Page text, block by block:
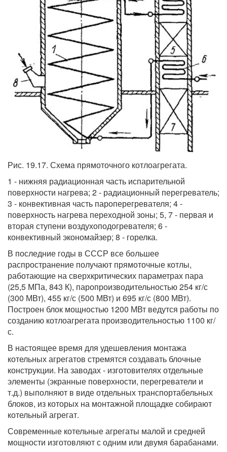
Рис. 19.17. Схема прямоточного котлоагрегата.
1 - нижняя радиационная часть испарительной
поверхности нагрева; 2 - радиационный перегреватель;
3 - конвективная часть пароперегревателя; 4 -
поверхность нагрева переходной зоны; 5, 7 - первая и
вторая ступени воздухоподогревателя; 6 -
конвективный экономайзер; 8 - горелка.
В последние годы в СССР все большее
распространение получают прямоточные котлы,
работающие на сверхкритических параметрах пара
(25,5 МПа, 843 К), паропроизводительностью 254 кг/с
(300 МВт), 455 кг/с (500 МВт) и 695 кг/с (800 МВт).
Построен блок мощностью 1200 МВт ведутся работы по
созданию котлоагрегата производительностью 1100 кг/
с.
В настоящее время для удешевления монтажа
котельных агрегатов стремятся создавать блочные
конструкции. На заводах - изготовителях отдельные
элементы (экранные поверхности, перегреватели и
т.д.) выполняют в виде отдельных транспортабельных
блоков, из которых на монтажной площадке собирают
котельный агрегат.
Современные котельные агрегаты малой и средней
мощности изготовляют с одним или двумя барабанами.